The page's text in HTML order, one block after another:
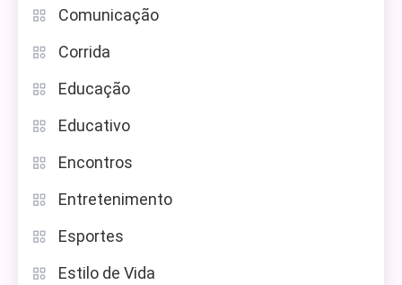
Comunicação
Corrida
Educação
Educativo
Encontros
Entretenimento
Esportes
Estilo de Vida